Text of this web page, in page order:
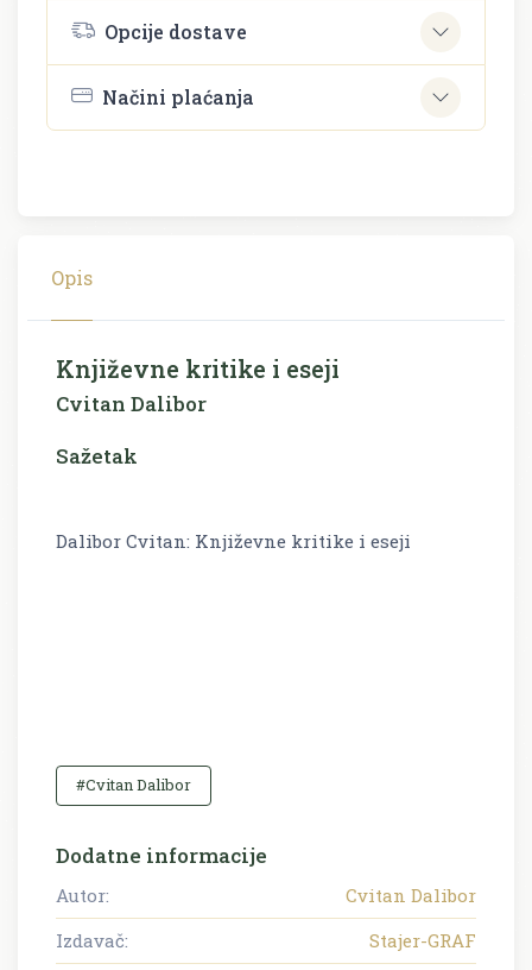
Opcije dostave
Načini plaćanja
Opis
Književne kritike i eseji
Cvitan Dalibor
Sažetak
Dalibor Cvitan: Književne kritike i eseji
#Cvitan Dalibor
Dodatne informacije
Autor:
Cvitan Dalibor
Izdavač:
Stajer-GRAF